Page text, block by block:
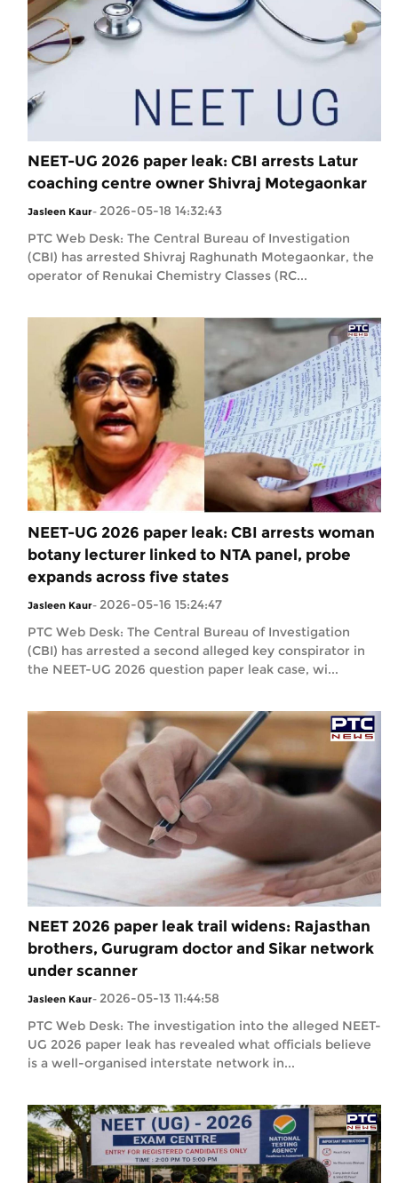
NEET-UG 2026 paper leak: CBI arrests Latur
coaching centre owner Shivraj Motegaonkar
Jasleen Kaur- 2026-05-18 14:32:43
PTC Web Desk: The Central Bureau of Investigation
(CBI) has arrested Shivraj Raghunath Motegaonkar, the
operator of Renukai Chemistry Classes (RC...
NEET-UG 2026 paper leak: CBI arrests woman
botany lecturer linked to NTA panel, probe
expands across five states
Jasleen Kaur- 2026-05-16 15:24:47
PTC Web Desk: The Central Bureau of Investigation
(CBI) has arrested a second alleged key conspirator in
the NEET-UG 2026 question paper leak case, wi...
NEET 2026 paper leak trail widens: Rajasthan
brothers, Gurugram doctor and Sikar network
under scanner
Jasleen Kaur- 2026-05-13 11:44:58
PTC Web Desk: The investigation into the alleged NEET-
UG 2026 paper leak has revealed what officials believe
is a well-organised interstate network in...